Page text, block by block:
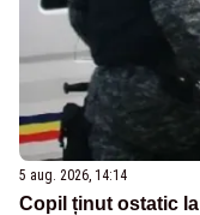
5 aug. 2026, 14:14
Copil ținut ostatic